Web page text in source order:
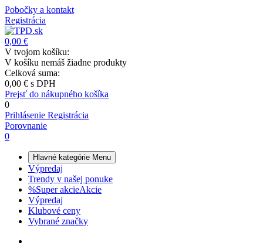
Pobočky a kontakt
Registrácia
0,00 €
V tvojom košíku:
V košíku nemáš žiadne produkty
Celková suma:
0,00 € s DPH
Prejsť do nákupného košíka
0
Prihlásenie Registrácia
Porovnanie
0
Hlavné kategórie Menu
Výpredaj
Trendy v našej ponuke
%Super akcieAkcie
Výpredaj
Klubové ceny
Vybrané značky